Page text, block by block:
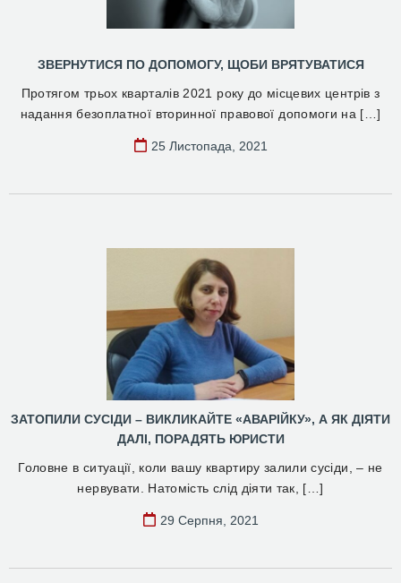
ЗВЕРНУТИСЯ ПО ДОПОМОГУ, ЩОБИ ВРЯТУВАТИСЯ
Протягом трьох кварталів 2021 року до місцевих центрів з
надання безоплатної вторинної правової допомоги на […]
25 Листопада, 2021
ЗАТОПИЛИ СУСІДИ – ВИКЛИКАЙТЕ «АВАРІЙКУ», А ЯК ДІЯТИ
ДАЛІ, ПОРАДЯТЬ ЮРИСТИ
Головне в ситуації, коли вашу квартиру залили сусіди, – не
нервувати. Натомість слід діяти так, […]
29 Серпня, 2021